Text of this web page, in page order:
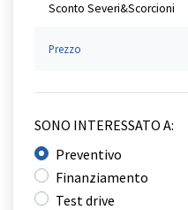
Sconto Severi&Scorcioni
Prezzo
SONO INTERESSATO A:
Preventivo
Finanziamento
Test drive